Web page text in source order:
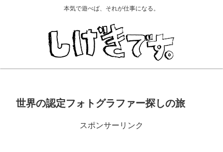
本気で遊べば、それが仕事になる。
世界の認定フォトグラファー探しの旅
スポンサーリンク